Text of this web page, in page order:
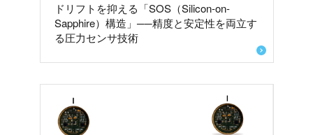
ドリフトを抑える「SOS（Silicon-on-
Sapphire）構造」──精度と安定性を両立す
る圧力センサ技術